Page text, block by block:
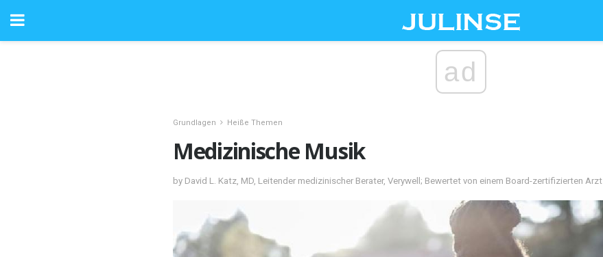
ad
Grundlagen Heiße Themen
Medizinische Musik
by David L. Katz, MD, Leitender medizinischer Berater, Verywell; Bewertet von einem Board-zertifizierten Arzt